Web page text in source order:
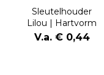
Sleutelhouder
Lilou | Hartvorm
V.a. € 0,44